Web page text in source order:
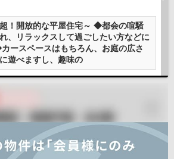
！開放的な平屋住宅～ ◆都会の喧騒
、リラックスして過ごしたい方などに
ースペースはもちろん、お庭の広さ
遊べますし、趣味の